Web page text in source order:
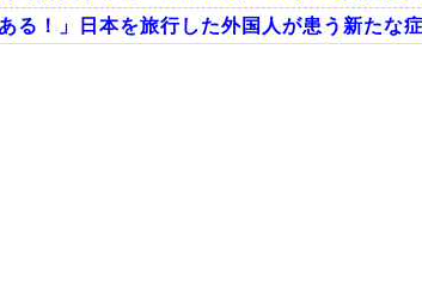
る！」日本を旅行した外国人が患う新たな